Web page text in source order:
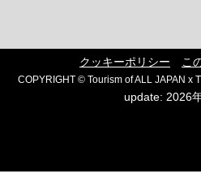
クッキーポリシー こ
COPYRIGHT © Tourism of ALL JAPAN x
update: 2026